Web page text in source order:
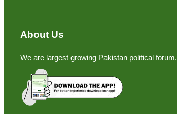
About Us
We are largest growing Pakistan political forum.